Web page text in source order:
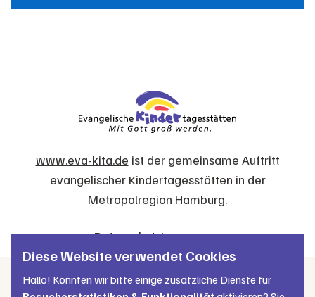
www.eva-kita.de ist der gemeinsame Auftritt
evangelischer Kindertagesstätten in der
Metropolregion Hamburg.
DatenschutzImpressum
Diese Website verwendet Cookies
Hallo! Könnten wir bitte einige zusätzliche Dienste für